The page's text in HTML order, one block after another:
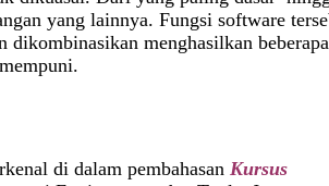
yang lainnya. Fungsi software
dikombinasikan menghasilkan
di dalam pembahasan Kursus